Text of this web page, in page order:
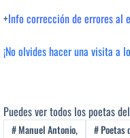
+Info corrección de errores al
¡No olvides hacer una visita a
Puedes ver todos los poetas
#Manuel Antonio, #Poetas